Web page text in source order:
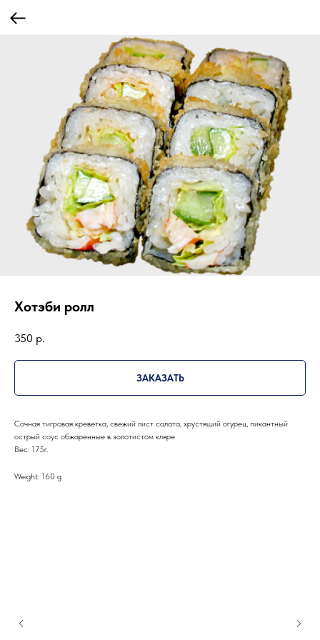
Хотэби ролл
350 р.
ЗАКАЗАТЬ
Сочная тигровая креветка, свежий лист салата, хрустящий огурец, пикантный
острый соус обжаренные в золотистом кляре
Вес: 175г.
Weight: 160 g